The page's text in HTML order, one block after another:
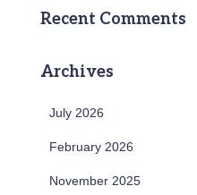
Recent Comments
Archives
July 2026
February 2026
November 2025